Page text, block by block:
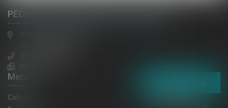
PECH DE LACLAUSE, JAULIN, EL HAZMI
Menu
Cabinet